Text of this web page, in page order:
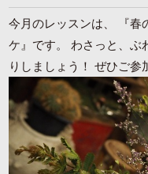
今月のレッスンは、 『春
ケ』です。 わさっと、ぶ
りしましょう！ ぜひご参